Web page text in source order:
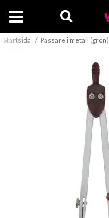
Startsida Passare i metall (grön)